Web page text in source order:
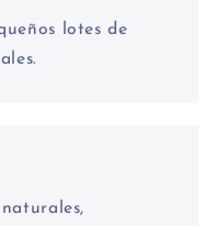
lotes de